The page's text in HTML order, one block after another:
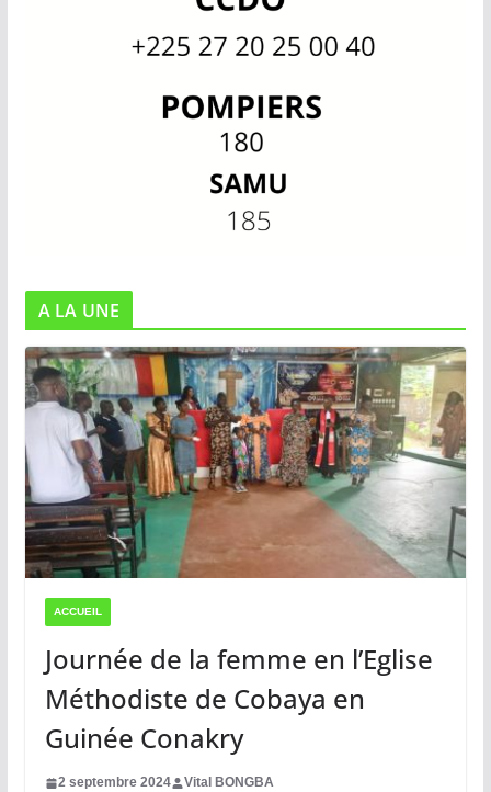
A LA UNE
ACCUEIL
Journée de la femme en l’Eglise
Méthodiste de Cobaya en
Guinée Conakry
2 septembre 2024 Vital BONGBA